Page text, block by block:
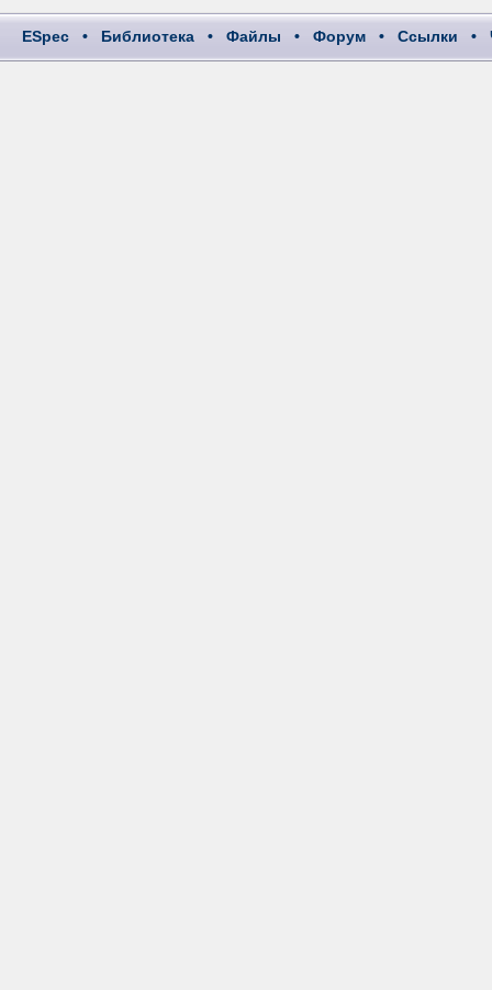
ESpec • Библиотека • Файлы • Форум • Ссылки •